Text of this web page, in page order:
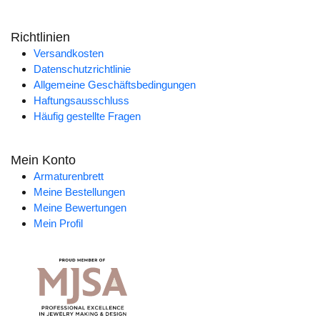
Richtlinien
Versandkosten
Datenschutzrichtlinie
Allgemeine Geschäftsbedingungen
Haftungsausschluss
Häufig gestellte Fragen
Mein Konto
Armaturenbrett
Meine Bestellungen
Meine Bewertungen
Mein Profil